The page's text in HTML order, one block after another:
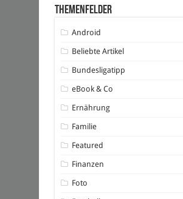
Themenfelder
Android
Beliebte Artikel
Bundesligatipp
eBook & Co
Ernährung
Familie
Featured
Finanzen
Foto